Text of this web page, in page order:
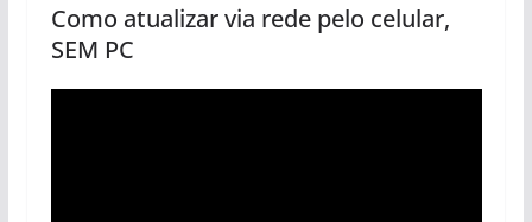
Como atualizar via rede pelo celular,
SEM PC